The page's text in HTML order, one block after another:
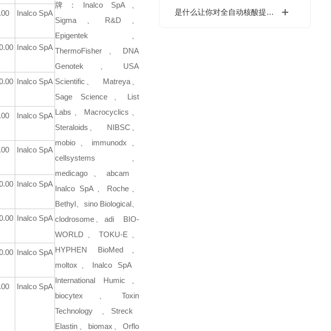
是什么让你对全自动核酸提取仪如此看好的呢？
Inalco SpA
Inalco SpA
Inalco SpA
Inalco SpA
Inalco SpA
Inalco SpA
Inalco SpA
Inalco SpA
Inalco SpA
牌： Inalco SpA、
Sigma、R&D、
Epigentek、
ThermoFisher、DNA
Genotek、USA
Scientific、
Matreya、
Sage Science、List
Labs、Macrocyclics、
Steraloids、
NIBSC、
mobio、immunodx、
cellsystems、
medicago、abcam
Inalco SpA、Roche、
Bethyl、sino Biological、
clodrosome、adiBIO-
WORLD、TOKU-E、
HYPHEN BioMed、
moltox、Inalco SpA
International Humic、
biocytex、Toxin
Technology 、Streck
Elastin、biomax、Orflo